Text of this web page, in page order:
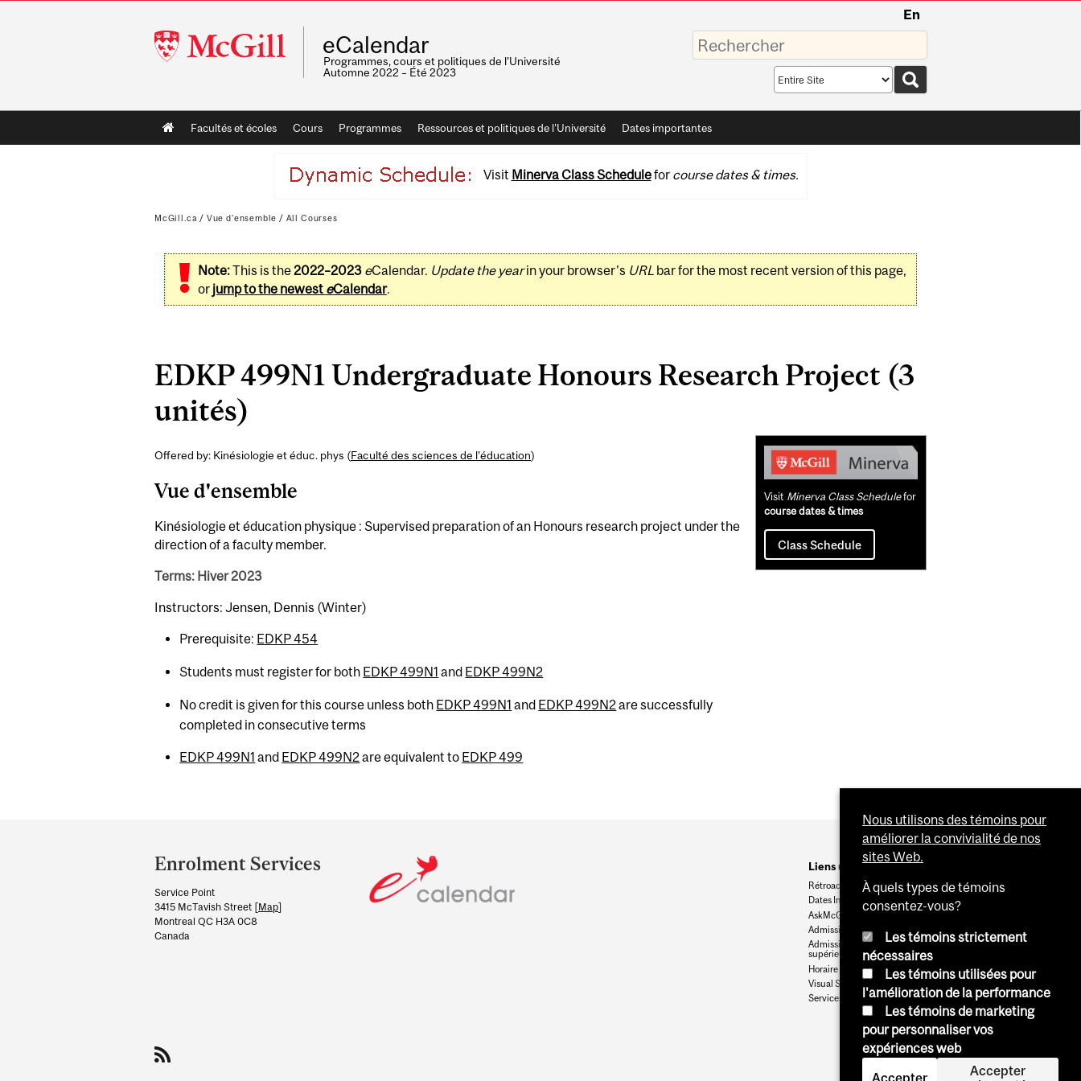
McGill
University
En
eCalendar
Programmes, cours et politiques de l'Université
Automne 2022 – Été 2023
Saisissez
vos
mots-
Search
scope
Main
navigation
Facultés et écoles Cours Programmes Ressources et politiques de l'Université Dates importantes
Visit Minerva Class Schedulefor course dates & times.
McGill.ca / Vue d'ensemble / All Courses
Note:This is the2022–2023 eCalendar. Update the yearin your browser's URLbar for the most recent version of this page,
or jump to the newest eCalendar.
EDKP 499N1 Undergraduate Honours Research Project (3
unités)
Offered by: Kinésiologie et éduc. phys (Faculté des sciences de l’éducation)
Vue d'ensemble
Kinésiologie et éducation physique : Supervised preparation of an Honours research project under the
direction of a faculty member.
Terms: Hiver 2023
Instructors: Jensen, Dennis (Winter)
Prerequisite: EDKP 454
Students must register for both EDKP 499N1 and EDKP 499N2
No credit is given for this course unless both EDKP 499N1 and EDKP 499N2are successfully
completed in consecutive terms
EDKP 499N1 and EDKP 499N2are equivalent to EDKP 499
Related
Content
Visit Minerva Class Schedulefor
course dates & times
Class Schedule
and
University
Information
Enrolment Services
Service Point
3415 McTavish Street [Map]
Montreal QC H3A 0C8
Canada
Liens utiles
Rétroaction
Dates Importantes
AskMcGill
Admission au premier cycle
Admissions aux cycles
supérieurs et postdoctoraux
Horaire des cours
Visual Schedule Builder
Services aux étudiants
Nous utilisons des témoins pour
améliorer la convivialité de nos
sites Web.
À quels types de témoins
consentez-vous?
Les témoins strictement
nécessaires
Les témoins utilisées pour
l'amélioration de la performance
Les témoins de marketing
pour personnaliser vos
expériences web
Accepter
Accepter